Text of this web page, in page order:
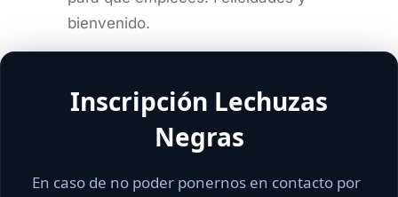
bienvenido.
Inscripción Lechuzas
Negras
En caso de no poder ponernos en contacto por